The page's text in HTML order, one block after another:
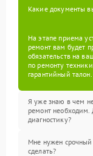
Какие документы
На этапе приема
ремонт вам будет
обязательств на
по ремонту
гарантийный талон.
Я уже знаю в чем
ремонт необходим.
диагностику?
Мне нужен
сделать?